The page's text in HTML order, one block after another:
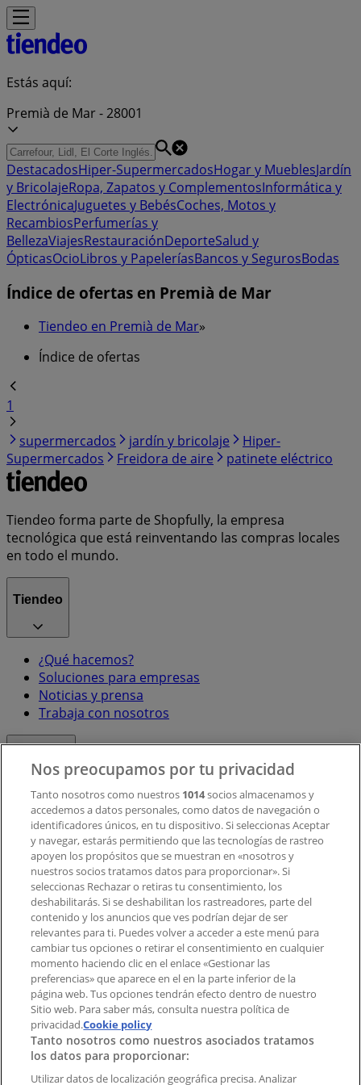
Estás aquí:
Premià de Mar - 28001
DestacadosHiper-SupermercadosHogar y MueblesJardín
y BricolajeRopa, Zapatos y ComplementosInformática y
ElectrónicaJuguetes y BebésCoches, Motos y
RecambiosPerfumerías y
BellezaViajesRestauraciónDeporteSalud y
ÓpticasOcioLibros y PapeleríasBancos y SegurosBodas
Índice de ofertas en Premià de Mar
Tiendeo en Premià de Mar»
Índice de ofertas
1
supermercados
jardín y bricolaje
Hiper-
Supermercados
Freidora de aire patinete eléctrico
Tiendeo forma parte de Shopfully, la empresa
tecnológica que está reinventando las compras locales
en todo el mundo.
Tiendeo
¿Qué hacemos?
Soluciones para empresas
Noticias y prensa
Trabaja con nosotros
Contacto comercial y de marketing
Tienda mal colocada en el mapa
Notificar un folleto
¿Encontraste un problema en la web o en la
aplicación?
Índices
Marcas
Marcas locales
Negocios
Negocios cercanos
Productos
Productos locales
Nos preocupamos por tu privacidad
Tanto nosotros como nuestros 1014socios almacenamos y
accedemos a datos personales, como datos de navegación o
identificadores únicos, en tu dispositivo. Si seleccionas Aceptar
y navegar, estarás permitiendo que las tecnologías de rastreo
apoyen los propósitos que se muestran en «nosotros y
nuestros socios tratamos datos para proporcionar». Si
seleccionas Rechazar o retiras tu consentimiento, los
deshabilitarás. Si se deshabilitan los rastreadores, parte del
contenido y los anuncios que ves podrían dejar de ser
relevantes para ti. Puedes volver a acceder a este menú para
cambiar tus opciones o retirar el consentimiento en cualquier
momento haciendo clic en el enlace «Gestionar las
preferencias» que aparece en el en la parte inferior de la
página web. Tus opciones tendrán efecto dentro de nuestro
Sitio web. Para saber más, consulta nuestra política de
privacidad.Cookie policy
Tanto nosotros como nuestros asociados tratamos
los datos para proporcionar:
Utilizar datos de localización geográfica precisa. Analizar